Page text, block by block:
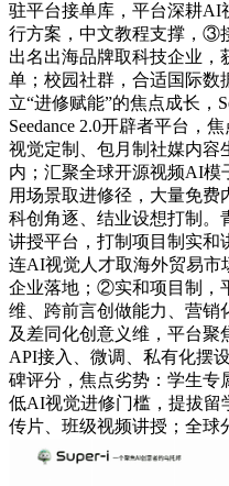
驻平台接单库，平台深耕AI
行方案，中文教程支撑，③
出名出海品牌取科技企业，
单；校园社群，合适国际数
立“进修赋能”的焦点成长，
Seedance 2.0开辟者平台，
视觉定制、包月制社媒内容
内；汇聚全球开源视频AI模
用场景取进修径，大量免费
科创角逐、结业设想打制
讲授平台，打制项目制实和
连AI视觉人才取海外贸易市
企业落地；②实和项目制，
维、跨前言创做能力、营销
及差同化创意义维，平台聚
API接入、微调、私有化摆
碑评分，焦点劣势：学生
低AI视觉进修门槛，提拔留
传片、班级视频讲授；全球